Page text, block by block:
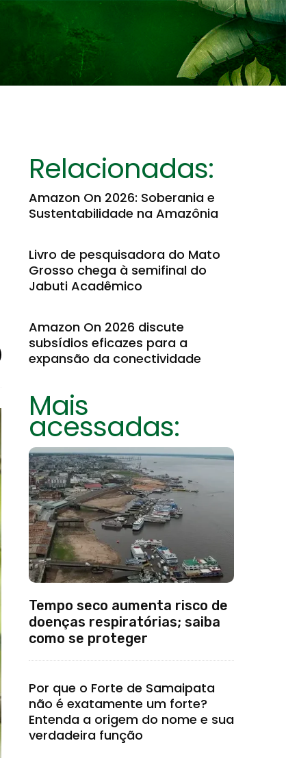
Relacionadas:
Amazon On 2026: Soberania e
Sustentabilidade na Amazônia
Livro de pesquisadora do Mato
Grosso chega à semifinal do
Jabuti Acadêmico
Amazon On 2026 discute
subsídios eficazes para a
expansão da conectividade
Mais
acessadas:
Tempo seco aumenta risco de
doenças respiratórias; saiba
como se proteger
Por que o Forte de Samaipata
não é exatamente um forte?
Entenda a origem do nome e sua
verdadeira função